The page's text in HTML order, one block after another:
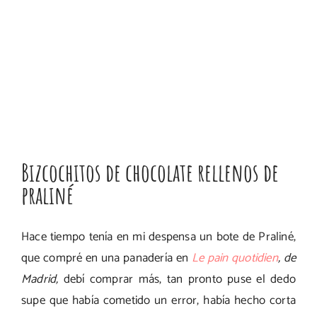
Bizcochitos de chocolate rellenos de
praliné
Hace tiempo tenía en mi despensa un bote de Praliné,
que compré en una panadería en Le pain quotidien, de
Madrid, debí comprar más, tan pronto puse el dedo
supe que había cometido un error, había hecho corta